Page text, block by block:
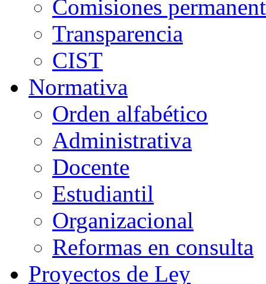
Comisiones
Transparencia
CIST
Normativa
Orden alfabético
Administrativa
Docente
Estudiantil
Organizacional
Reformas en consulta
Proyectos de Ley